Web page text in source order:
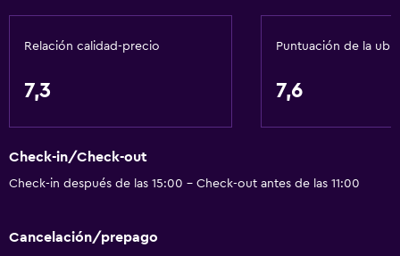
Ascensor
Áreas designadas para fumadores
Baño
Secador de pelo
Aseo
Ducha
Relación calidad-precio
7,3
Puntuación de la
7,6
Check-in/Check-out
Check-in después de las 15:00 - Check-out antes de las 11:00
Cancelación/prepago